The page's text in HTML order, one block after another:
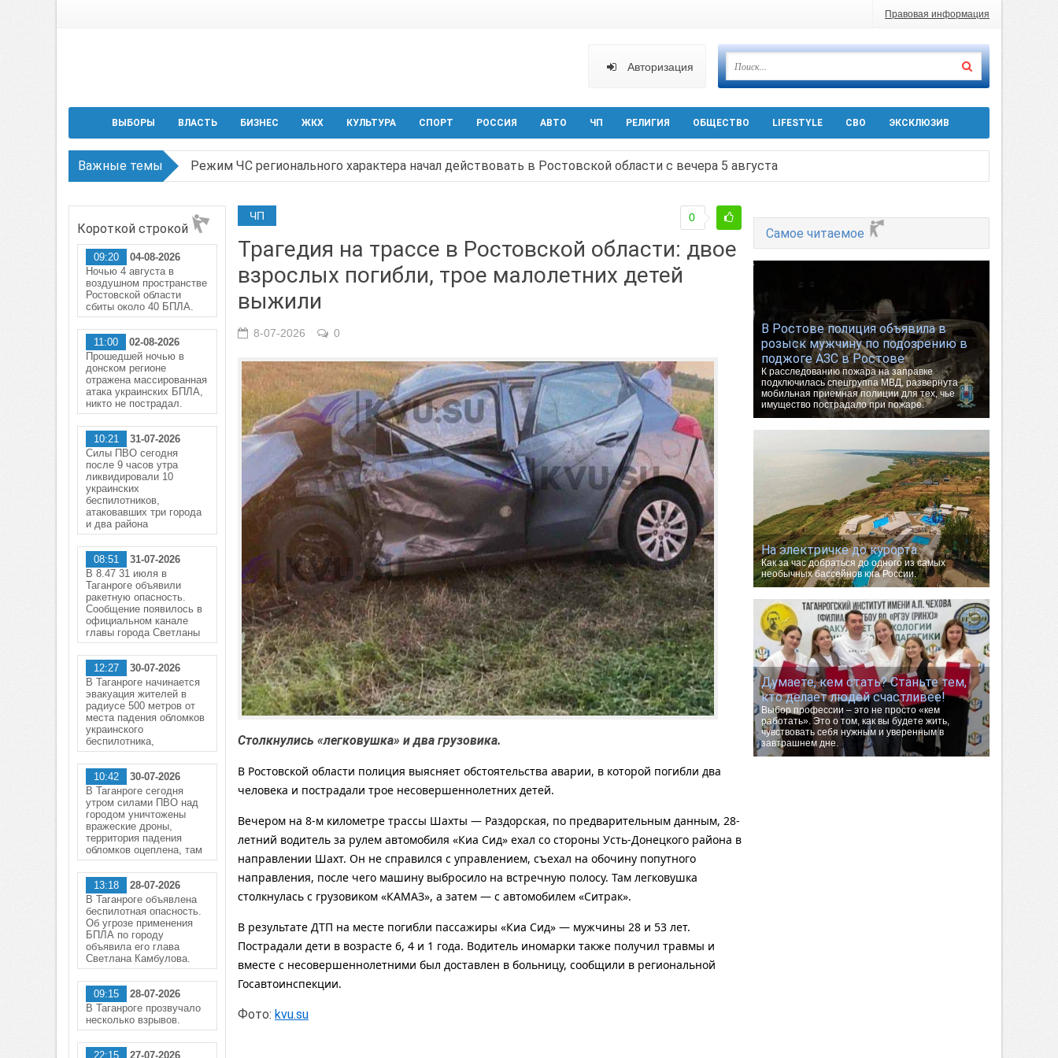
Правовая информация
Авторизация
ВЫБОРЫ ВЛАСТЬ БИЗНЕС ЖКХ КУЛЬТУРА СПОРТ РОССИЯ АВТО ЧП РЕЛИГИЯ ОБЩЕСТВО LIFESTYLE СВО ЭКСКЛЮЗИВ
Важные темы Режим ЧС регионального характера начал действовать в Ростовской области с вечера 5 августа
В Ростове задержан подозреваемый в ночном поджоге — сгорела АЗС и около двух десятков машин
Среди детей, ставших жертвами вражеской атаки в Геленжике, два малыша из Шахт
Около 150 беспилотников прошедшей ночью атаковали три города и семь районов Ростовской области
ЧП
Трагедия на трассе в Ростовской области: двое
взрослых погибли, трое малолетних детей
выжили
0
8-07-2026 0
Столкнулись «легковушка» и два грузовика.
В Ростовской области полиция выясняет обстоятельства аварии, в которой погибли два
человека и пострадали трое несовершеннолетних детей.
Вечером на 8-м километре трассы Шахты — Раздорская, по предварительным данным, 28-
летний водитель за рулем автомобиля «Киа Сид» ехал со стороны Усть-Донецкого района в
направлении Шахт. Он не справился с управлением, съехал на обочину попутного
направления, после чего машину выбросило на встречную полосу. Там легковушка
столкнулась с грузовиком «КАМАЗ», а затем — с автомобилем «Ситрак».
В результате ДТП на месте погибли пассажиры «Киа Сид» — мужчины 28 и 53 лет.
Пострадали дети в возрасте 6, 4 и 1 года. Водитель иномарки также получил травмы и
вместе с несовершеннолетними был доставлен в больницу, сообщили в региональной
Госавтоинспекции.
Фото: kvu.su
Самое читаемое
В Ростове полиция объявила в
розыск мужчину по подозрению в
поджоге АЗС в Ростове
К расследованию пожара на заправке
подключилась спецгруппа МВД, развернута
мобильная приемная полиции для тех, чье
имущество пострадало при пожаре.
На электричке до курорта.
Как за час добраться до одного из самых
необычных бассейнов юга России.
Думаете, кем стать? Станьте тем,
кто делает людей счастливее!
Выбор профессии – это не просто «кем
работать». Это о том, как вы будете жить,
чувствовать себя нужным и уверенным в
завтрашнем дне.
Короткой строкой
09:20
04-08-2026
Ночью 4 августа в
воздушном пространстве
Ростовской области
сбиты около 40 БПЛА.
11:00
02-08-2026
Прошедшей ночью в
донском регионе
отражена массированная
атака украинских БПЛА,
никто не пострадал.
10:21
31-07-2026
Силы ПВО сегодня
после 9 часов утра
ликвидировали 10
украинских
беспилотников,
атаковавших три города
и два района
08:51
31-07-2026
В 8.47 31 июля в
Таганроге объявили
ракетную опасность.
Сообщение появилось в
официальном канале
главы города Светланы
12:27
30-07-2026
В Таганроге начинается
эвакуация жителей в
радиусе 500 метров от
места падения обломков
украинского
беспилотника,
10:42
30-07-2026
В Таганроге сегодня
утром силами ПВО над
городом уничтожены
вражеские дроны,
территория падения
обломков оцеплена, там
13:18
28-07-2026
В Таганроге объявлена
беспилотная опасность.
Об угрозе применения
БПЛА по городу
объявила его глава
Светлана Камбулова.
09:15
28-07-2026
В Таганроге прозвучало
несколько взрывов.
22:15 27-07-2026